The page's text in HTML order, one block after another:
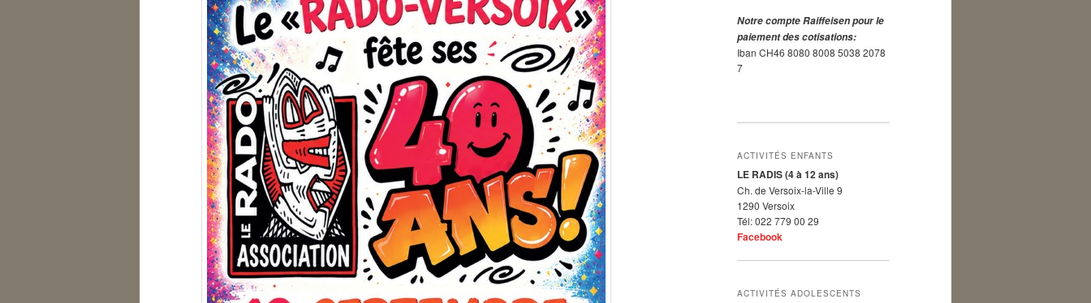
Notre compte Raiffeisen pour le
paiement des cotisations:
Iban CH46 8080 8008 5038 2078
7
ACTIVITÉS ENFANTS
LE RADIS (4 à 12 ans)
Ch. de Versoix-la-Ville 9
1290 Versoix
Tél: 022 779 00 29
Facebook
ACTIVITÉS ADOLESCENTS